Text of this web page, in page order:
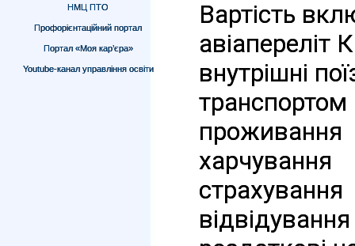
НМЦ ПТО
Профорієнтаційний портал
Портал «Моя кар’єра»
Youtube-канал управління освіти
Вартість
авіапереліт
внутрішні
транспортом
проживання
харчування
страхування